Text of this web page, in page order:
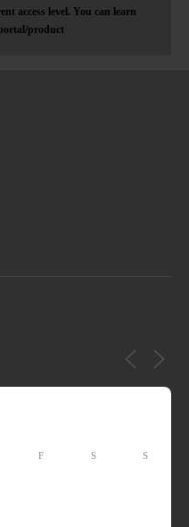
access level. You can learn
product
F S S